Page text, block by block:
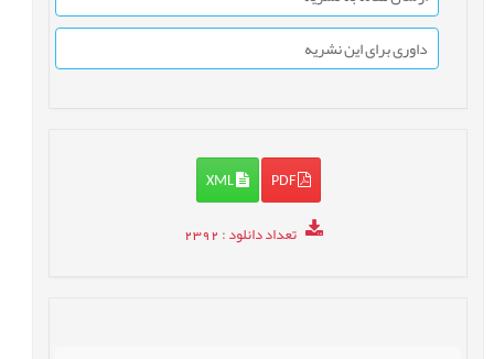
داوری برای این نشریه
PDF
XML
تعداد دانلود: 2392